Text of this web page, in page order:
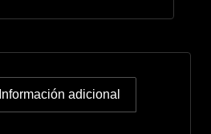
Información adicional